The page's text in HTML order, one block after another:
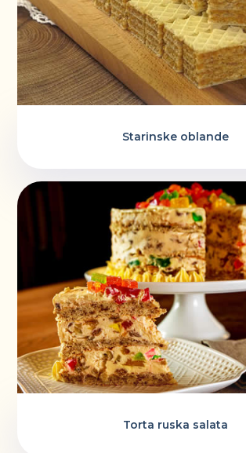
Starinske oblande
Torta ruska salata